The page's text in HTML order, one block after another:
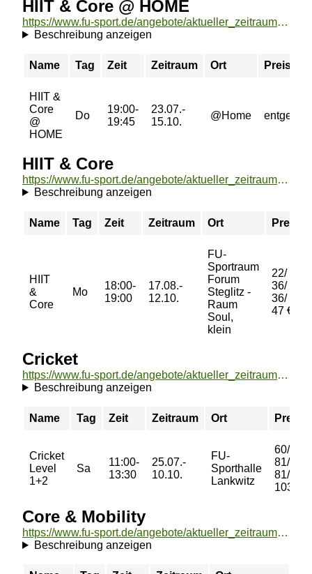
HIIT & Core @ HOME
https://www.fu-sport.de/angebote/aktueller_zeitraum/_HIIT__und__Core___HOME.html
Beschreibung anzeigen
Name Tag Zeit Zeitraum Ort Preis
HIIT &
Core
@
HOME
Do
19:00-
19:45
23.07.-
15.10.
@Home entgeltfrei
HIIT & Core
https://www.fu-sport.de/angebote/aktueller_zeitraum/_HIIT__und__Core.html
Beschreibung anzeigen
Name Tag Zeit Zeitraum Ort Preis
HIIT
&
Core
Mo
18:00-
19:00
17.08.-
12.10.
FU-
Sportraum
Forum
Steglitz -
Raum
Soul,
klein
22/
36/
36/
47 €
Cricket
https://www.fu-sport.de/angebote/aktueller_zeitraum/_Cricket.html
Beschreibung anzeigen
Name Tag Zeit Zeitraum Ort Preis
Cricket
Level
1+2
Sa
11:00-
13:30
25.07.-
10.10.
FU-
Sporthalle
Lankwitz
60/
81/
81/
103 €
Core & Mobility
https://www.fu-sport.de/angebote/aktueller_zeitraum/_Core__und__Mobility.html
Beschreibung anzeigen